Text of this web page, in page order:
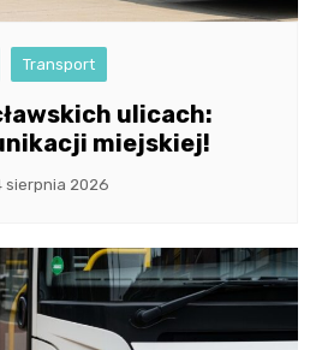
Transport
ulicach:
miejskiej!
sierpnia 2026